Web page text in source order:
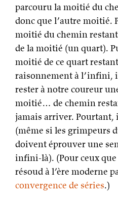
parcouru la moitié du
donc que l’autre moitié.
moitié du chemin
de la moitié (un quart).
moitié de ce quart
raisonnement à l’infini,
rester à notre coureur
moitié… de chemin
jamais arriver. Pourtant,
(même si les grimpeurs
doivent éprouver une
infini-là). (Pour ceux que
résoud à l’ère moderne
convergence de séries.)